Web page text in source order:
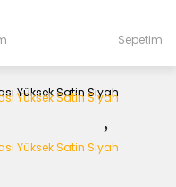
Sepetim